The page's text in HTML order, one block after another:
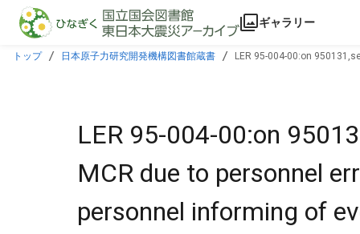
本文に飛ぶ
ギャラリー
トップ 日本原子力研究開発機構図書館蔵書
LER 95-004-00:on
LER 95-004-00:on
MCR due to personnel
personnel informing of